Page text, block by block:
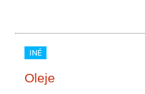
INÉ
Oleje